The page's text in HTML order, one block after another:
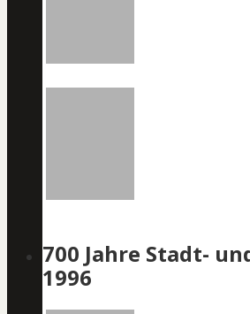
700 Jahre Stadt-
1996